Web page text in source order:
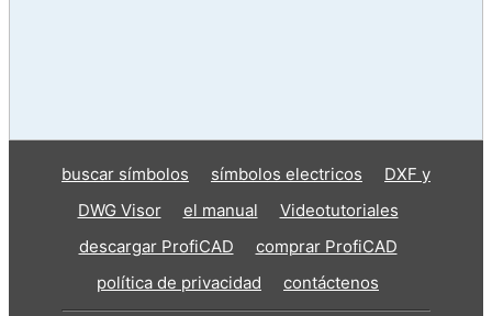
buscar símbolos símbolos electricos
DXF y
DWG Visor
el manual
Videotutoriales
descargar ProfiCAD
comprar ProfiCAD
política de privacidad
contáctenos